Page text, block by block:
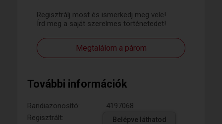
Regisztrálj most és ismerkedj meg vele!
Írd meg a saját szerelmes történetedet!
Megtalálom a párom
További információk
Randiazonosító:
4197068
Regisztrált:
Belépve láthatod